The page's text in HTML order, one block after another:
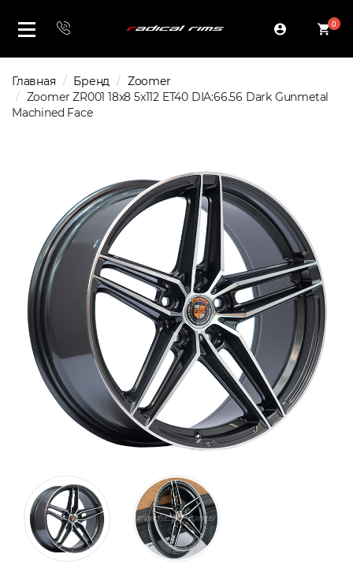
0
Главная Бренд
Zoomer
Zoomer ZR001 18x8 5x112 ET40 DIA:66.56 Dark Gunmetal
Machined Face